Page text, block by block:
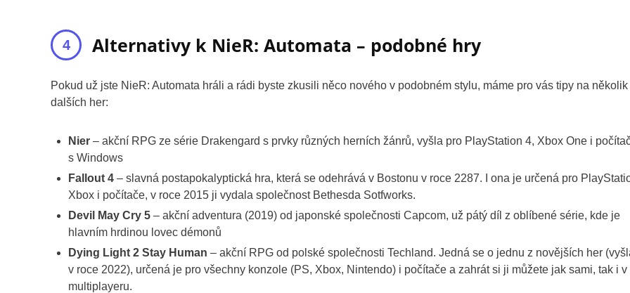
Alternativy k NieR: Automata – podobné hry
Pokud už jste NieR: Automata hráli a rádi byste zkusili něco nového v podobném stylu, máme pro vás tipy na několik
dalších her:
Nier – akční RPG ze série Drakengard s prvky různých herních žánrů, vyšla pro PlayStation 4, Xbox One i
s Windows
Fallout 4 – slavná postapokalyptická hra, která se odehrává v Bostonu v roce 2287. I ona je určená pro
Xbox i počítače, v roce 2015 ji vydala společnost Bethesda Sotfworks.
Devil May Cry 5 – akční adventura (2019) od japonské společnosti Capcom, už pátý díl z oblíbené série, kde je
hlavním hrdinou lovec démonů
Dying Light 2 Stay Human – akční RPG od polské společnosti Techland. Jedná se o jednu z novějších her
v roce 2022), určená je pro všechny konzole (PS, Xbox, Nintendo) i počítače a zahrát si ji můžete jak sami, tak i v
multiplayeru.